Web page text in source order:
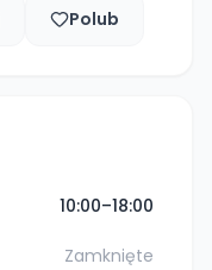
Polub
10:00–18:00
Zamknięte